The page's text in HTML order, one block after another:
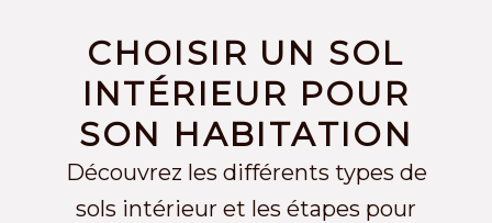
CHOISIR UN SOL
INTÉRIEUR POUR
SON HABITATION
Découvrez les différents types de
sols intérieur et les étapes pour